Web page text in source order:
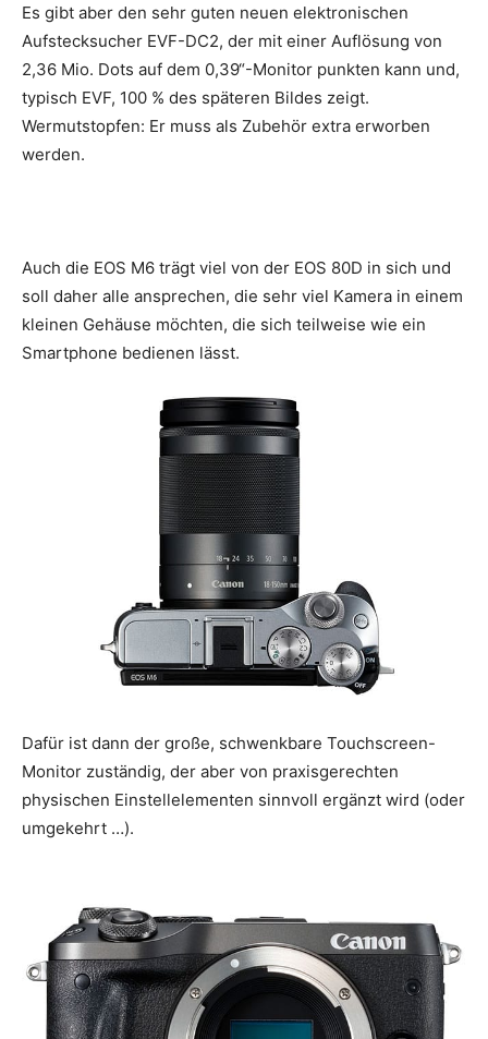
Es gibt aber den sehr guten neuen elektronischen
Aufstecksucher EVF-DC2, der mit einer Auflösung von
2,36 Mio. Dots auf dem 0,39“-Monitor punkten kann und,
typisch EVF, 100 % des späteren Bildes zeigt.
Wermutstopfen: Er muss als Zubehör extra erworben
werden.
Auch die EOS M6 trägt viel von der EOS 80D in sich und
soll daher alle ansprechen, die sehr viel Kamera in einem
kleinen Gehäuse möchten, die sich teilweise wie ein
Smartphone bedienen lässt.
Dafür ist dann der große, schwenkbare Touchscreen-
Monitor zuständig, der aber von praxisgerechten
physischen Einstellelementen sinnvoll ergänzt wird (oder
umgekehrt …).